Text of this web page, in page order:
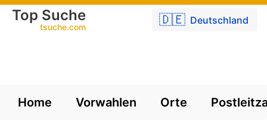
🇩🇪 Deutschland
Top Suche
tsuche.com
Home Vorwahlen Orte